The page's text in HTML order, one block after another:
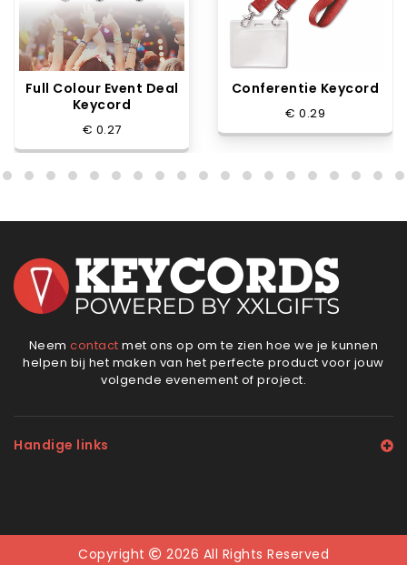
Full Colour Event Deal
Keycord
€ 0.27
Conferentie Keycord
€ 0.29
Neemcontact met ons op om te zien hoe we je kunnen
helpen bij het maken van het perfecte product voor jouw
volgende evenement of project.
Handige links
Copyright
2026 All Rights Reserved